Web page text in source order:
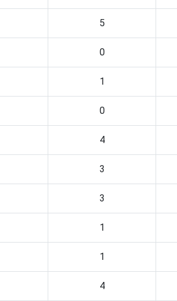
5
0
1
0
4
3
3
1
1
4